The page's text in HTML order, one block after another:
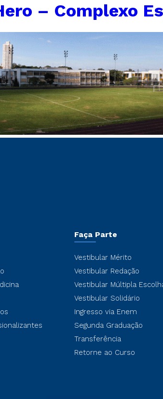
– Complexo
Faça Parte
Vestibular Mérito
Vestibular Redação
Vestibular Múltipla
Vestibular Solidário
Ingresso via Enem
Segunda Graduação
Transferência
Retorne ao Curso